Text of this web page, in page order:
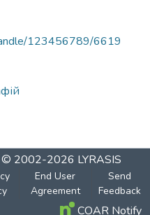
123456789/6619
© 2002-2026 LYRASIS
End User
Agreement
Send
Feedback
COAR Notify